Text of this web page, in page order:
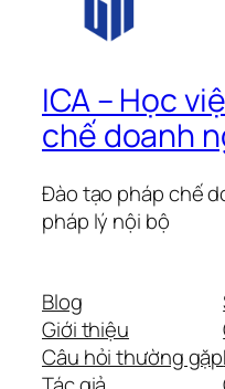
ICA – Học
chế doanh
Đào tạo pháp chế
pháp lý nội bộ
Blog
Giới thiệu
Câu hỏi thường gặp